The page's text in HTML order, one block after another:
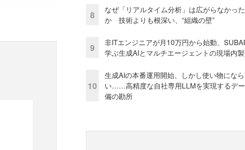
8
なぜ「リアルタイム分析」は広がらなかっ
か 技術よりも根深い、“組織の壁”
9
非ITエンジニアが月10万円から始動、
学ぶ生成AIとマルチエージェントの現場内
10
生成AIの本番運用開始、しかし使い物にな
い……高精度な自社専用LLMを実現するデ
備の勘所